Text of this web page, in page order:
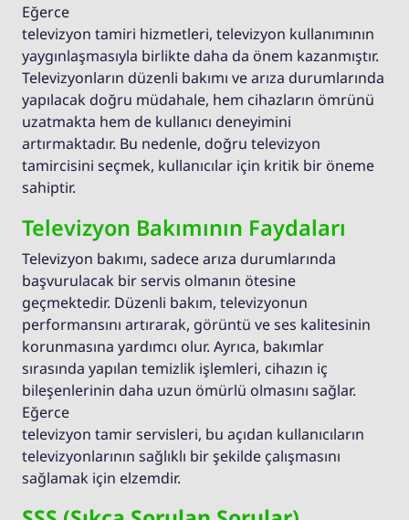
Eğerce
televizyon tamiri hizmetleri, televizyon kullanımının
yaygınlaşmasıyla birlikte daha da önem kazanmıştır.
Televizyonların düzenli bakımı ve arıza durumlarında
yapılacak doğru müdahale, hem cihazların ömrünü
uzatmakta hem de kullanıcı deneyimini
artırmaktadır. Bu nedenle, doğru televizyon
tamircisini seçmek, kullanıcılar için kritik bir öneme
sahiptir.
Televizyon Bakımının Faydaları
Televizyon bakımı, sadece arıza durumlarında
başvurulacak bir servis olmanın ötesine
geçmektedir. Düzenli bakım, televizyonun
performansını artırarak, görüntü ve ses kalitesinin
korunmasına yardımcı olur. Ayrıca, bakımlar
sırasında yapılan temizlik işlemleri, cihazın iç
bileşenlerinin daha uzun ömürlü olmasını sağlar.
Eğerce
televizyon tamir servisleri, bu açıdan kullanıcıların
televizyonlarının sağlıklı bir şekilde çalışmasını
sağlamak için elzemdir.